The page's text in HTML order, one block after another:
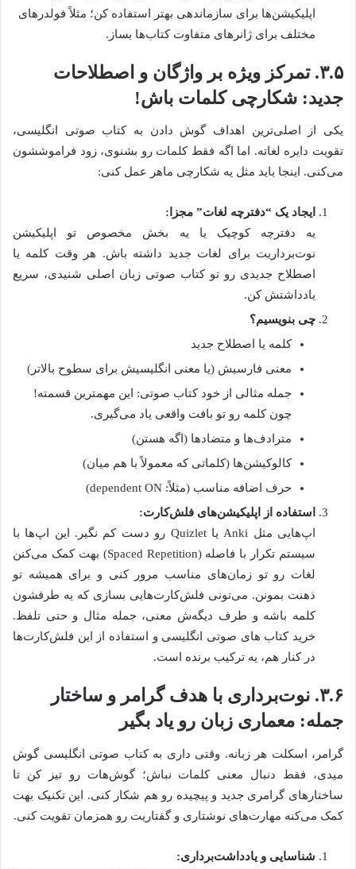
اپلیکیشن‌ها برای سازماندهی بهتر استفاده کن؛ مثلاً فولدرهای
مختلف برای ژانرهای متفاوت کتاب‌ها بساز.
۳.۵. تمرکز ویژه بر واژگان و اصطلاحات
جدید: شکارچی کلمات باش!
یکی از اصلی‌ترین اهداف گوش دادن به کتاب صوتی انگلیسی،
تقویت دایره لغاته. اما اگه فقط کلمات رو بشنوی، زود فراموششون
می‌کنی. اینجا باید مثل یه شکارچی ماهر عمل کنی:
ایجاد یک “دفترچه لغات” مجزا:
یه دفترچه کوچیک یا یه بخش مخصوص تو اپلیکیشن
نوت‌برداریت برای لغات جدید داشته باش. هر وقت کلمه یا
اصطلاح جدیدی رو تو کتاب صوتی زبان اصلی شنیدی، سریع
یادداشتش کن.
چی بنویسیم؟
کلمه یا اصطلاح جدید
معنی فارسیش (یا معنی انگلیسیش برای سطوح بالاتر)
جمله مثالی از خود کتاب صوتی: این مهمترین قسمته!
چون کلمه رو تو بافت واقعی یاد می‌گیری.
مترادف‌ها و متضادها (اگه هستن)
کالوکیشن‌ها (کلماتی که معمولاً با هم میان)
حرف اضافه مناسب (مثلاً: dependent ON)
استفاده از اپلیکیشن‌های فلش‌کارت:
اپ‌هایی مثل Anki یا Quizlet رو دست کم نگیر. این اپ‌ها با
سیستم تکرار با فاصله (Spaced Repetition) بهت کمک می‌کنن
لغات رو تو زمان‌های مناسب مرور کنی و برای همیشه تو
ذهنت بمونن. می‌تونی فلش‌کارت‌هایی بسازی که یه طرفشون
کلمه باشه و طرف دیگه‌ش معنی، جمله مثال و حتی تلفظ.
خرید کتاب های صوتی انگلیسی و استفاده از این فلش‌کارت‌ها
در کنار هم، یه ترکیب برنده است.
۳.۶. نوت‌برداری با هدف گرامر و ساختار
جمله: معماری زبان رو یاد بگیر
گرامر، اسکلت هر زبانه. وقتی داری به کتاب صوتی انگلیسی گوش
میدی، فقط دنبال معنی کلمات نباش؛ گوش‌هات رو تیز کن تا
ساختارهای گرامری جدید و پیچیده رو هم شکار کنی. این تکنیک بهت
کمک می‌کنه مهارت‌های نوشتاری و گفتاریت رو همزمان تقویت کنی.
شناسایی و یادداشت‌برداری: